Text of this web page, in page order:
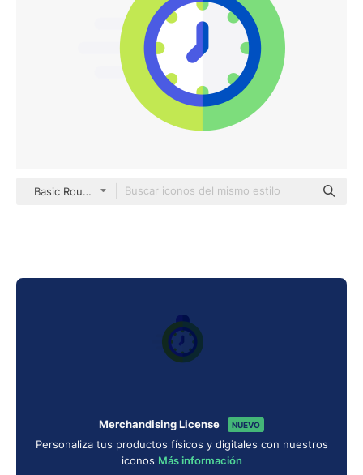
Basic Rounded Flat
Merchandising License NUEVO
Personaliza tus productos físicos y digitales con nuestros
iconos Más información